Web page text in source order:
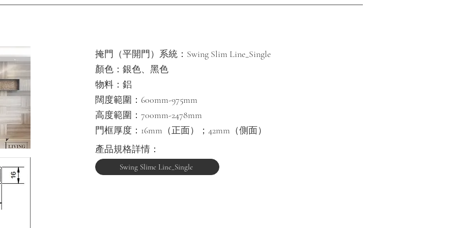
掩門（平開門）系統：Swing Slim Line_Single
顏色：銀色、黑色
物料：鋁
闊度範圍：600mm-975mm
高度範圍：700mm-2478mm​
門框厚度：16mm（正面）；42mm（側面）​
產品​規格詳情：
Swing Slime Line_Single